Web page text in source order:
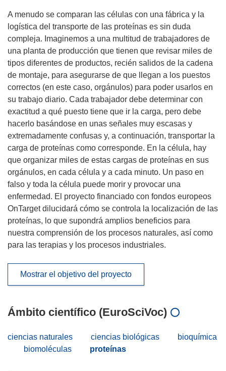
A menudo se comparan las células con una fábrica y la
logística del transporte de las proteínas es sin duda
compleja. Imaginemos a una multitud de trabajadores de
una planta de producción que tienen que revisar miles de
tipos diferentes de productos, recién salidos de la cadena
de montaje, para asegurarse de que llegan a los puestos
correctos (en este caso, orgánulos) para poder usarlos en
su trabajo diario. Cada trabajador debe determinar con
exactitud a qué puesto tiene que ir la carga, pero debe
hacerlo basándose en unas señales muy escasas y
extremadamente confusas y, a continuación, transportar la
carga de proteínas como corresponde. En la célula, hay
que organizar miles de estas cargas de proteínas en sus
orgánulos, en cada célula y a cada minuto. Un paso en
falso y toda la célula puede morir y provocar una
enfermedad. El proyecto financiado con fondos europeos
OnTarget dilucidará cómo se controla la localización de las
proteínas, lo que supondrá amplios beneficios para
nuestra comprensión de los procesos naturales, así como
para las terapias y los procesos industriales.
Mostrar el objetivo del proyecto
Ámbito científico (EuroSciVoc)
ciencias naturales ciencias biológicas
bioquímica
biomoléculas
proteínas